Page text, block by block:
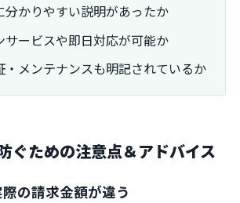
分かりやすい説明があったか
サービスや即日対応が可能か
・メンテナンスも明記されているか
ぐための注意点＆アドバイス
の請求金額が違う